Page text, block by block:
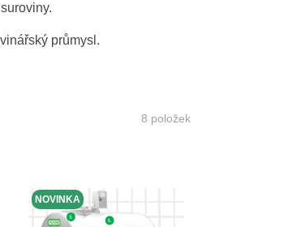
průmysl.
8 položek
NOVINKA